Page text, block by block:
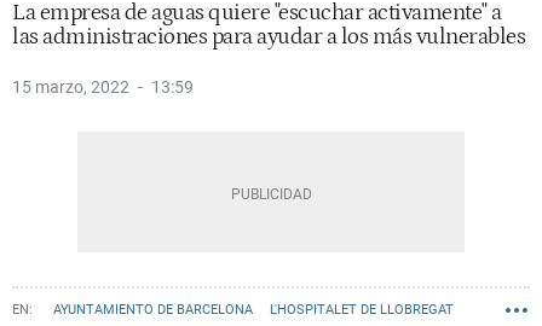
La empresa de aguas quiere "escuchar activamente" a
las administraciones para ayudar a los más vulnerables
15 marzo, 2022 13:59
AYUNTAMIENTO DE BARCELONA L'HOSPITALET DE LLOBREGAT